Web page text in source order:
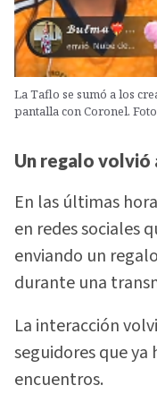
La Taflo se sumó a los
pantalla con Coronel.
Un regalo volvió
En las últimas
en redes sociales
enviando un
durante una
La interacción
seguidores que
encuentros.